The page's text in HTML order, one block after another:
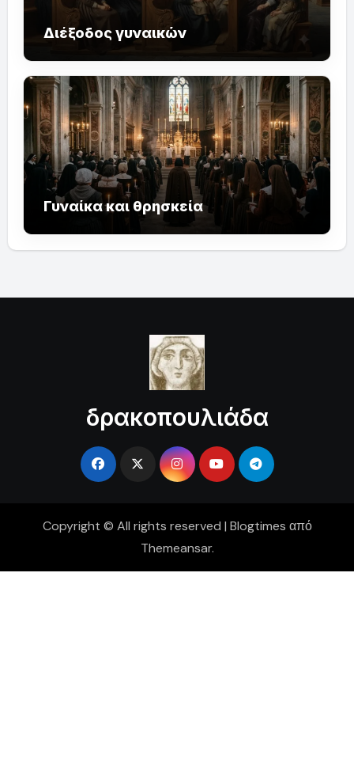
Διέξοδος γυναικών
Γυναίκα και θρησκεία
δρακοπουλιάδα
Copyright © All rights reserved | Blogtimes από
Themeansar.